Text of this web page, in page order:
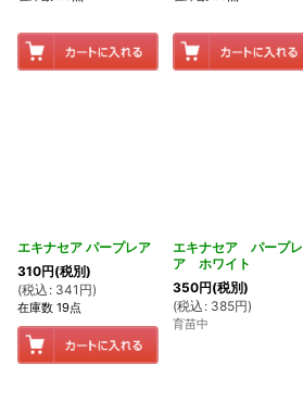
エキナセア パープレア
310円(税別)
(税込 : 341 円)
在庫数 19点
エキナセア パープレ
ア ホワイト
350円(税別)
(税込 : 385円)
育苗中